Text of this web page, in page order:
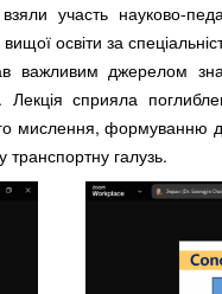
участь науково-
вищої освіти за
важливим джерелом
Лекція сприяла
мислення, формуванню
транспортну галузь.